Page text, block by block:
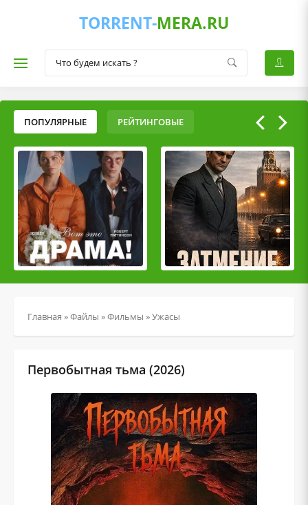
TORRENT-MERA.RU
ПОПУЛЯРНЫЕ РЕЙТИНГОВЫЕ
Главная »Файлы »Фильмы »Ужасы
Первобытная тьма (2026)